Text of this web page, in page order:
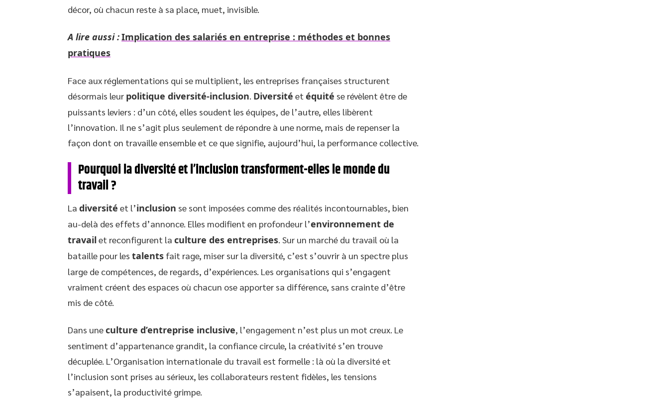
décor, où chacun reste à sa place, muet, invisible.
A lire aussi :Implication des salariés en entreprise : méthodes et bonnes
pratiques
Face aux réglementations qui se multiplient, les entreprises françaises structurent
désormais leur politique diversité-inclusion Diversité et équité se révèlent être de
puissants leviers : d’un côté, elles soudent les équipes, de l’autre, elles libèrent
l’innovation. Il ne s’agit plus seulement de répondre à une norme, mais de repenser la
façon dont on travaille ensemble et ce que signifie, aujourd’hui, la performance collective.
Pourquoi la diversité et l’inclusion transforment-elles le monde du
travail ?
La diversité et l’inclusion se sont imposées comme des réalités incontournables, bien
au-delà des effets d’annonce. Elles modifient en profondeur l’environnement de
travail et reconfigurent la culture des entreprises . Sur un marché du travail où la
bataille pour les talents fait rage, miser sur la diversité, c’est s’ouvrir à un spectre plus
large de compétences, de regards, d’expériences. Les organisations qui s’engagent
vraiment créent des espaces où chacun ose apporter sa différence, sans crainte d’être
mis de côté.
Dans uneculture d’entreprise inclusive, l’engagement n’est plus un mot creux. Le
sentiment d’appartenance grandit, la confiance circule, la créativité s’en trouve
décuplée. L’Organisation internationale du travail est formelle : là où la diversité et
l’inclusion sont prises au sérieux, les collaborateurs restent fidèles, les tensions
s’apaisent, la productivité grimpe.